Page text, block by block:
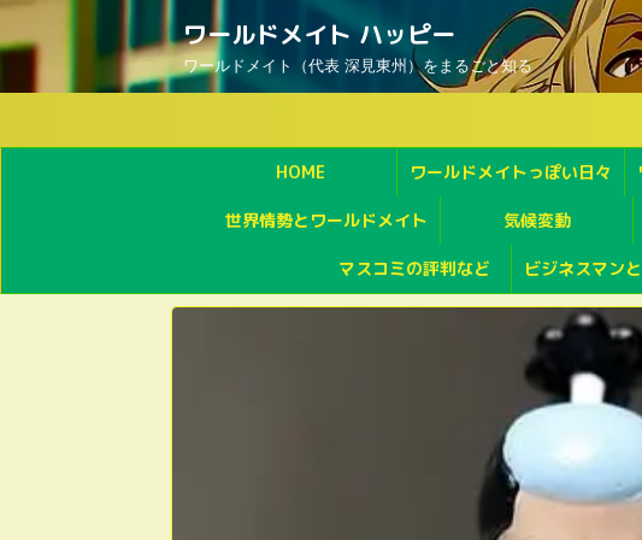
ワールドメイト ハッピー
ワールドメイト（代表 深見東州）をまるごと知る
HOME ワールドメイトっぽい日々
世界情勢とワールドメイト 気候変動
マスコミの評判など ビジネスマン